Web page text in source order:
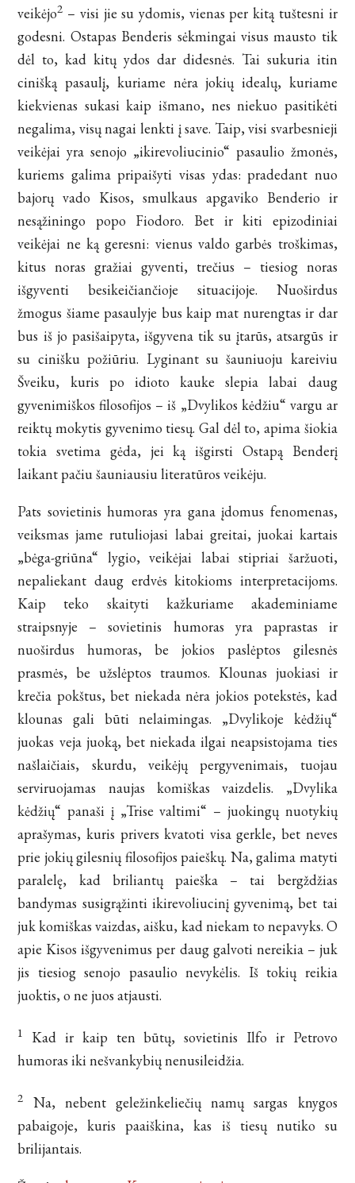
veikėjo2 – visi jie su ydomis, vienas per kitą tuštesni ir
godesni. Ostapas Benderis sėkmingai visus mausto tik
dėl to, kad kitų ydos dar didesnės. Tai sukuria itin
cinišką pasaulį, kuriame nėra jokių idealų, kuriame
kiekvienas sukasi kaip išmano, nes niekuo pasitikėti
negalima, visų nagai lenkti į save. Taip, visi svarbesnieji
veikėjai yra senojo „ikirevoliucinio“ pasaulio žmonės,
kuriems galima pripaišyti visas ydas: pradedant nuo
bajorų vado Kisos, smulkaus apgaviko Benderio ir
nesąžiningo popo Fiodoro. Bet ir kiti epizodiniai
veikėjai ne ką geresni: vienus valdo garbės troškimas,
kitus noras gražiai gyventi, trečius – tiesiog noras
išgyventi besikeičiančioje situacijoje. Nuoširdus
žmogus šiame pasaulyje bus kaip mat nurengtas ir dar
bus iš jo pasišaipyta, išgyvena tik su įtarūs, atsargūs ir
su cinišku požiūriu. Lyginant su šauniuoju kareiviu
Šveiku, kuris po idioto kauke slepia labai daug
gyvenimiškos filosofijos – iš „Dvylikos kėdžiu“ vargu ar
reiktų mokytis gyvenimo tiesų. Gal dėl to, apima šiokia
tokia svetima gėda, jei ką išgirsti Ostapą Benderį
laikant pačiu šauniausiu literatūros veikėju.
Pats sovietinis humoras yra gana įdomus fenomenas,
veiksmas jame rutuliojasi labai greitai, juokai kartais
„bėga-griūna“ lygio, veikėjai labai stipriai šaržuoti,
nepaliekant daug erdvės kitokioms interpretacijoms.
Kaip teko skaityti kažkuriame akademiniame
straipsnyje – sovietinis humoras yra paprastas ir
nuoširdus humoras, be jokios paslėptos gilesnės
prasmės, be užslėptos traumos. Klounas juokiasi ir
krečia pokštus, bet niekada nėra jokios potekstės, kad
klounas gali būti nelaimingas. „Dvylikoje kėdžių“
juokas veja juoką, bet niekada ilgai neapsistojama ties
našlaičiais, skurdu, veikėjų pergyvenimais, tuojau
serviruojamas naujas komiškas vaizdelis. „Dvylika
kėdžių“ panaši į „Trise valtimi“ – juokingų nuotykių
aprašymas, kuris privers kvatoti visa gerkle, bet neves
prie jokių gilesnių filosofijos paieškų. Na, galima matyti
paralelę, kad briliantų paieška – tai bergždžias
bandymas susigrąžinti ikirevoliucinį gyvenimą, bet tai
juk komiškas vaizdas, aišku, kad niekam to nepavyks. O
apie Kisos išgyvenimus per daug galvoti nereikia – juk
jis tiesiog senojo pasaulio nevykėlis. Iš tokių reikia
juoktis, o ne juos atjausti.
1
Kad ir kaip ten būtų, sovietinis Ilfo ir Petrovo
humoras iki nešvankybių nenusileidžia.
2
Na, nebent geležinkeliečių namų sargas knygos
pabaigoje, kuris paaiškina, kas iš tiesų nutiko su
brilijantais.